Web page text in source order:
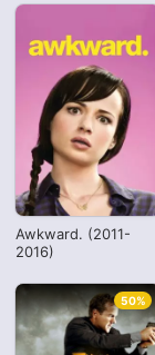
Awkward. (2011-
2016)
50%